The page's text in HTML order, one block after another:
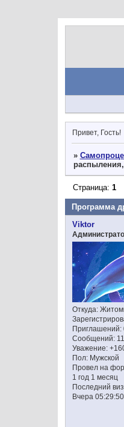
Привет, Гость!
»
Программа
Страница: 1
Viktor
Откуда:
Приглашений:
Сообщений:
Уважение:
Пол: Мужской
Провел на
1 год 1 месяц
Последний
Вчера 05:29:50